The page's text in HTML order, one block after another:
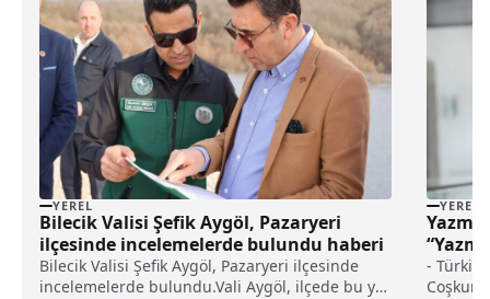
YEREL
Bilecik Valisi Şefik Aygöl, Pazaryeri
ilçesinde incelemelerde bulundu haberi
Bilecik Valisi Şefik Aygöl, Pazaryeri ilçesinde
incelemelerde bulundu.Vali Aygöl, ilçede bu yıl
YEREL
-
Coşkun